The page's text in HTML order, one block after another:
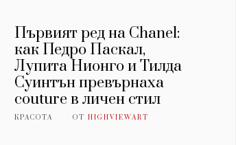
Първият ред на Chanel:
как Педро Паскал,
Лупита Нионго и Тилда
Суинтън превърнаха
couture в личен стил
КРАСОТА ОТHIGHVIEWART